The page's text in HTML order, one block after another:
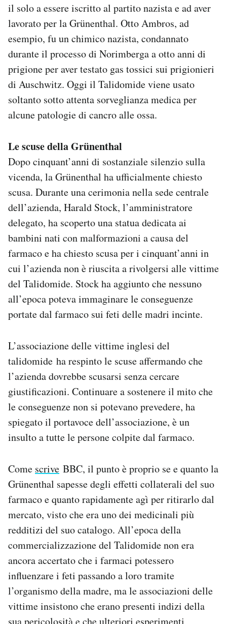
il solo a essere iscritto al partito nazista e ad aver
lavorato per la Grünenthal. Otto Ambros, ad
esempio, fu un chimico nazista, condannato
durante il processo di Norimberga a otto anni di
prigione per aver testato gas tossici sui prigionieri
di Auschwitz. Oggi il Talidomide viene usato
soltanto sotto attenta sorveglianza medica per
alcune patologie di cancro alle ossa.
Le scuse della Grünenthal
Dopo cinquant’anni di sostanziale silenzio sulla
vicenda, la Grünenthal ha ufficialmente chiesto
scusa. Durante una cerimonia nella sede centrale
dell’azienda, Harald Stock, l’amministratore
delegato, ha scoperto una statua dedicata ai
bambini nati con malformazioni a causa del
farmaco e ha chiesto scusa per i cinquant’anni in
cui l’azienda non è riuscita a rivolgersi alle vittime
del Talidomide. Stock ha aggiunto che nessuno
all’epoca poteva immaginare le conseguenze
portate dal farmaco sui feti delle madri incinte.
L’associazione delle vittime inglesi del
talidomide ha respinto le scuse affermando che
l’azienda dovrebbe scusarsi senza cercare
giustificazioni. Continuare a sostenere il mito che
le conseguenze non si potevano prevedere, ha
spiegato il portavoce dell’associazione, è un
insulto a tutte le persone colpite dal farmaco.
Come scrive BBC, il punto è proprio se e quanto la
Grünenthal sapesse degli effetti collaterali del suo
farmaco e quanto rapidamente agì per ritirarlo dal
mercato, visto che era uno dei medicinali più
redditizi del suo catalogo. All’epoca della
commercializzazione del Talidomide non era
ancora accertato che i farmaci potessero
influenzare i feti passando a loro tramite
l’organismo della madre, ma le associazioni delle
vittime insistono che erano presenti indizi della
sua pericolosità e che ulteriori esperimenti